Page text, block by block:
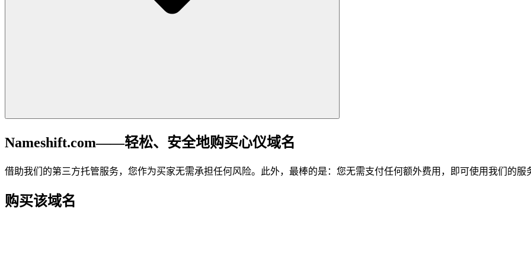
Nameshift.com——轻松、安全地购买心仪域名
借助我们的第三方托管服务，您作为买家无需承担任何风险。此外，最棒的是：您无需支付任何额外费用，即可使用我们的服
购买该域名